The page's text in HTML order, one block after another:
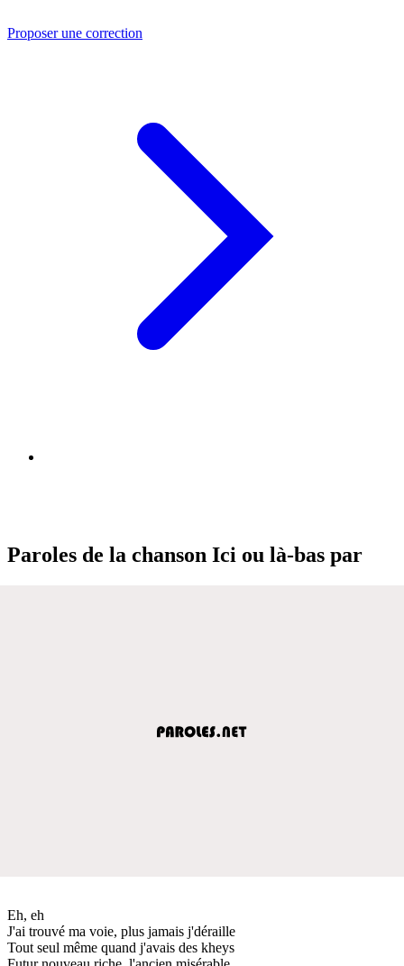
Proposer une correction
Paroles de la chanson Ici ou là-bas par
Eh, eh
J'ai trouvé ma voie, plus jamais j'déraille
Tout seul même quand j'avais des kheys